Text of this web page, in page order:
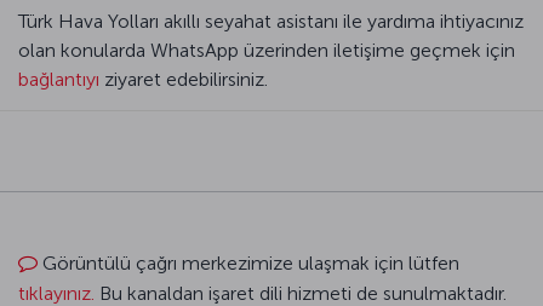
Türk Hava Yolları akıllı seyahat asistanı ile yardıma ihtiyacınız
olan konularda WhatsApp üzerinden iletişime geçmek için
bağlantıyı ziyaret edebilirsiniz.
Görüntülü çağrı merkezimize ulaşmak için lütfen
tıklayınız. Bu kanaldan işaret dili hizmeti de sunulmaktadır.